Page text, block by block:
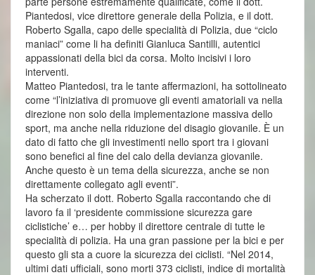
Piantedosi, vice direttore generale della Polizia, e il dott.
Roberto Sgalla, capo delle specialità di Polizia, due “ciclo
maniaci” come li ha definiti Gianluca Santilli, autentici
appassionati della bici da corsa. Molto incisivi i loro
interventi.
Matteo Piantedosi, tra le tante affermazioni, ha sottolineato
come “l’iniziativa di promuove gli eventi amatoriali va nella
direzione non solo della implementazione massiva dello
sport, ma anche nella riduzione del disagio giovanile. È un
dato di fatto che gli investimenti nello sport tra i giovani
sono benefici al fine del calo della devianza giovanile.
Anche questo è un tema della sicurezza, anche se non
direttamente collegato agli eventi”.
Ha scherzato il dott. Roberto Sgalla raccontando che di
lavoro fa il ‘presidente commissione sicurezza gare
ciclistiche’ e… per hobby il direttore centrale di tutte le
specialità di polizia. Ha una gran passione per la bici e per
questo gli sta a cuore la sicurezza dei ciclisti. “Nel 2014,
ultimi dati ufficiali, sono morti 373 ciclisti, indice di mortalità